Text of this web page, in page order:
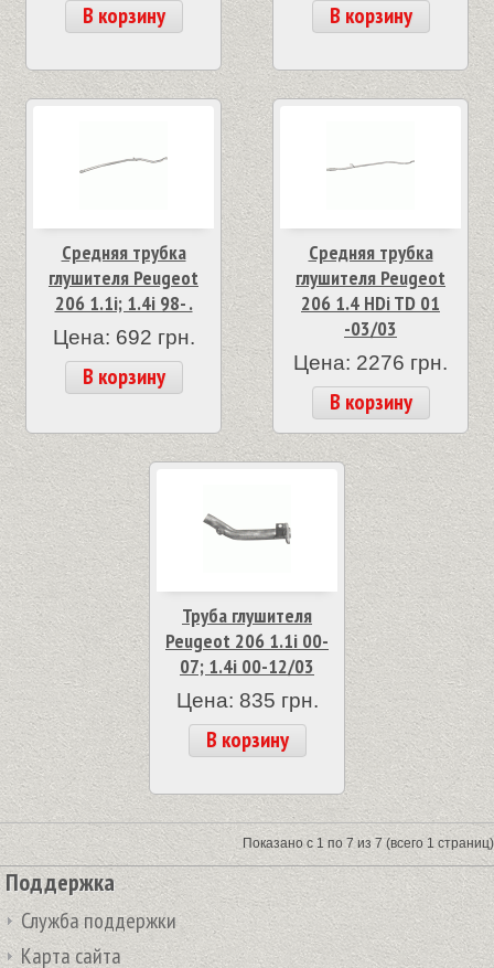
В корзину В корзину
Средняя трубка
глушителя Peugeot
206 1.1i; 1.4i 98- .
Цена: 692 грн.
В корзину
Средняя трубка
глушителя Peugeot
206 1.4 HDi TD 01
-03/03
Цена: 2276 грн.
В корзину
Труба глушителя
Peugeot 206 1.1i 00-
07; 1.4i 00-12/03
Цена: 835 грн.
В корзину
Показано с 1 по 7 из 7 (всего 1 страниц)
Поддержка
Служба поддержки
Карта сайта